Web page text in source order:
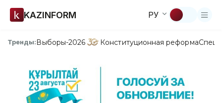
KAZINFORM РУ
Тренды:Выборы-2026 Конституционная реформа